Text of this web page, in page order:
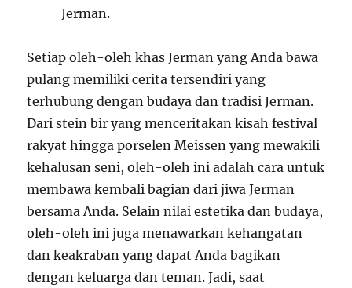
Jerman.
Setiap oleh-oleh khas Jerman yang Anda bawa
pulang memiliki cerita tersendiri yang
terhubung dengan budaya dan tradisi Jerman.
Dari stein bir yang menceritakan kisah festival
rakyat hingga porselen Meissen yang mewakili
kehalusan seni, oleh-oleh ini adalah cara untuk
membawa kembali bagian dari jiwa Jerman
bersama Anda. Selain nilai estetika dan budaya,
oleh-oleh ini juga menawarkan kehangatan
dan keakraban yang dapat Anda bagikan
dengan keluarga dan teman. Jadi, saat